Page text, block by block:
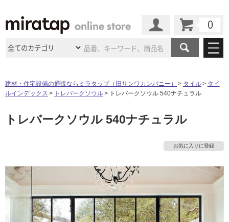
商品カテゴリ
浴室（風呂・
トイレ
扉
エクステリア（外構）
ウッドデッキ フローリング・床材
収納 インテリア・家具
施工事例
施工事例 法人案件納入事例
インタビュー
店舗・施設事例
ショールーム
ショールーム
大阪 仙台ショールーム
名古屋ショールーム 京都ショールーム
サポート
ご利用ガイド 初めての方へ
よくある質問 お問い合わせ
その他サービス
ミラタップと
創る家
ASOLIE
工事会社紹介Coziコンシ
ェルジュ
建材・住宅設備の通販ならミラタップ（旧サンワカンパニー） タイル
タイ
ルインデックス
トレバークソウル トレバークソウル 540ナチュラル
トレバークソウル 540ナチュラル
お気に入りに登録